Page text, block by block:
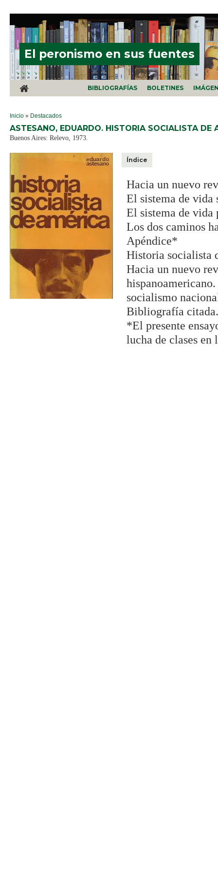
El peronismo en sus fuentes
BIBLIOGRAFÍAS BOLETINES
SE ENCUENTRA USTED AQUÍ
Inicio » Destacados
ASTESANO, EDUARDO. HISTORIA SOCIALISTA DE
Buenos Aires: Relevo, 1973.
Índice
Hacia un nuevo
El sistema de
El sistema de
Los dos caminos
Apéndice*
Historia socialista
Hacia un nuevo
socialismo
Bibliografía citada.
*El presente
lucha de clases